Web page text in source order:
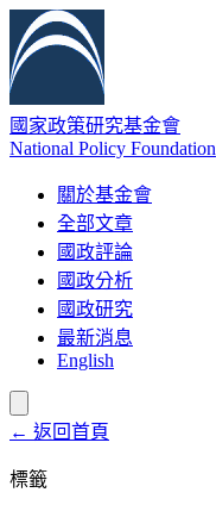
國家政策研究基金會
National Policy Foundation
關於基金會
全部文章
國政評論
國政分析
國政研究
最新消息
English
← 返回首頁
標籤